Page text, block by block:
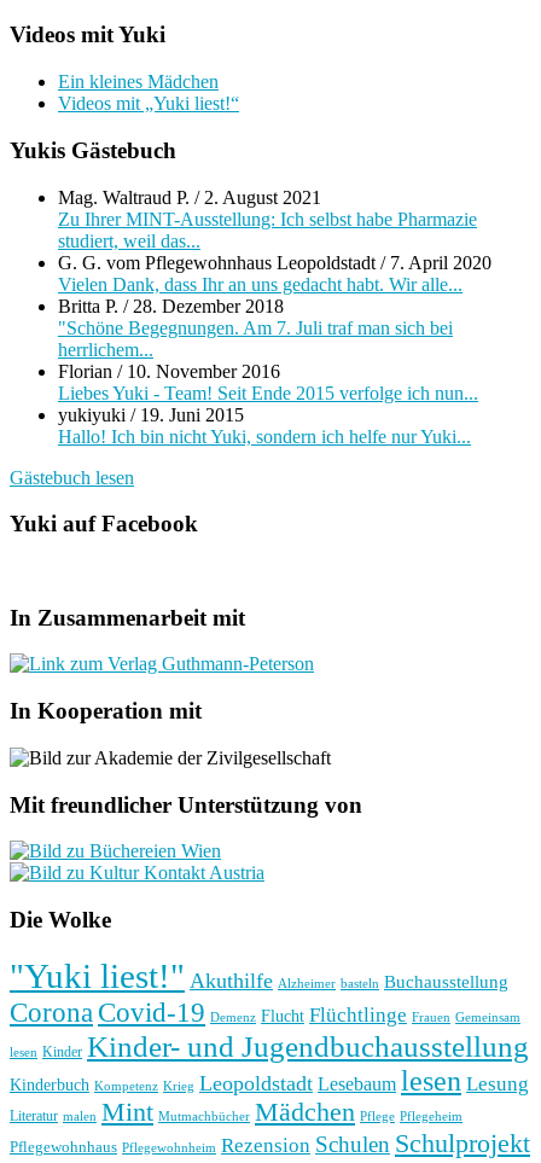
Videos mit Yuki
Ein kleines Mädchen
Videos mit „Yuki liest!“
Yukis Gästebuch
Mag. Waltraud P. / 2. August 2021
Zu Ihrer MINT-Ausstellung: Ich selbst habe Pharmazie
studiert, weil das...
G. G. vom Pflegewohnhaus Leopoldstadt / 7. April 2020
Vielen Dank, dass Ihr an uns gedacht habt. Wir alle...
Britta P. / 28. Dezember 2018
"Schöne Begegnungen. Am 7. Juli traf man sich bei
herrlichem...
Florian / 10. November 2016
Liebes Yuki - Team! Seit Ende 2015 verfolge ich nun...
yukiyuki / 19. Juni 2015
Hallo! Ich bin nicht Yuki, sondern ich helfe nur Yuki...
Gästebuch lesen
Yuki auf Facebook
In Zusammenarbeit mit
In Kooperation mit
Mit freundlicher Unterstützung von
Die Wolke
"Yuki liest!" Akuthilfe Alzheimer basteln Buchausstellung
Corona Covid-19 Demenz Flucht Flüchtlinge Frauen Gemeinsam
lesen Kinder Kinder- und Jugendbuchausstellung
Kinderbuch Kompetenz Krieg Leopoldstadt Lesebaum lesen Lesung
Literatur malen Mint Mutmachbücher Mädchen Pflege Pflegeheim
Pflegewohnhaus Pflegewohnheim Rezension Schulen Schulprojekt